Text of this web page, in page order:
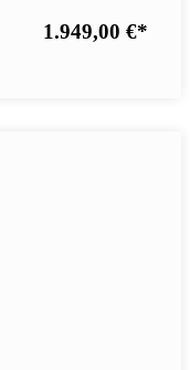
1.949,00 €*